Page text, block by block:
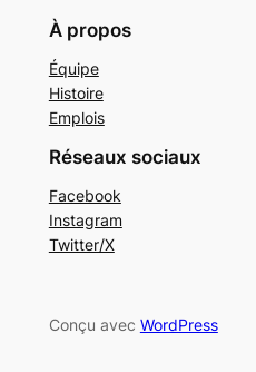
À propos
Équipe
Histoire
Emplois
Réseaux sociaux
Facebook
Instagram
Twitter/X
Conçu avec WordPress